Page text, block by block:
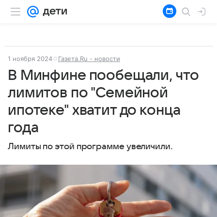
1 ноября 2024 Газета.Ru - новости
В Минфине пообещали, что
лимитов по "Семейной
ипотеке" хватит до конца
года
Лимиты по этой программе увеличили.